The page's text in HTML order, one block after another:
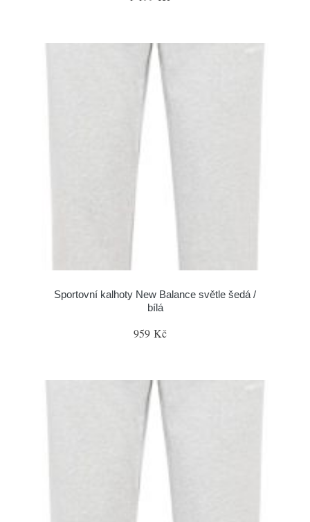
Sportovní kalhoty New Balance světle šedá /
bílá
959 Kč